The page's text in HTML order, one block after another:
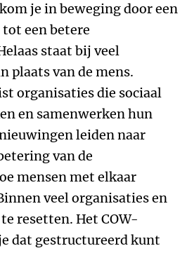
je in beweging door een
een betere
staat bij veel
plaats van de mens.
organisaties die sociaal
en samenwerken hun
leiden naar
van de
mensen met elkaar
veel organisaties en
resetten. Het COW-
dat gestructureerd kunt